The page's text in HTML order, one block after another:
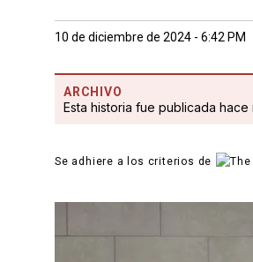
10 de diciembre de 2024 - 6:42 PM
ARCHIVO
Esta historia fue publicada hace
Se adhiere a los criterios de